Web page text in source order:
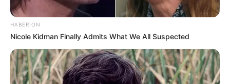
HABERION
Nicole Kidman Finally Admits What We All Suspected